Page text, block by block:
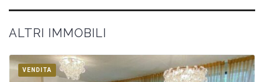
ALTRI IMMOBILI
VENDITA